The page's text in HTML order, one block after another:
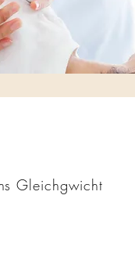
Gleichgwicht